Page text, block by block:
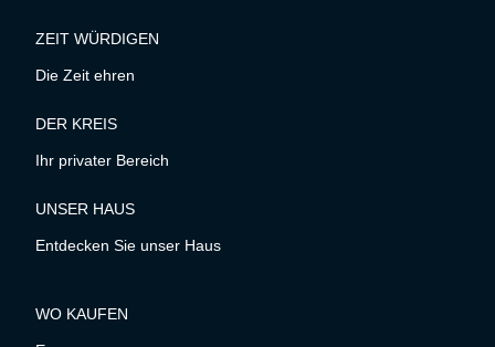
ZEIT WÜRDIGEN
Die Zeit ehren
DER KREIS
Ihr privater Bereich
UNSER HAUS
Entdecken Sie unser Haus
WO KAUFEN